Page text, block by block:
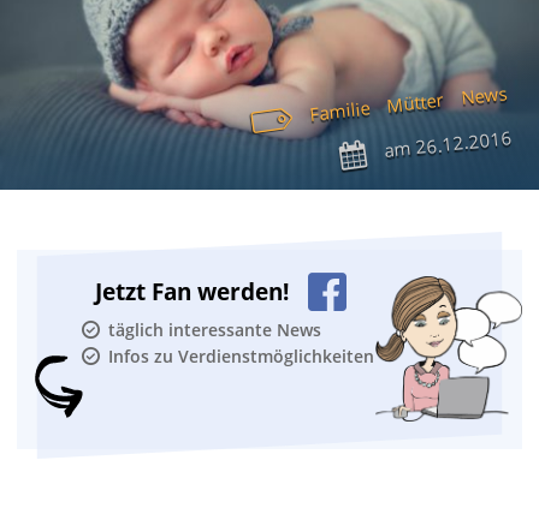
Familie Mütter News
am26.12.2016
Jetzt Fan werden!
täglich interessante News
Infos zu Verdienstmöglichkeiten